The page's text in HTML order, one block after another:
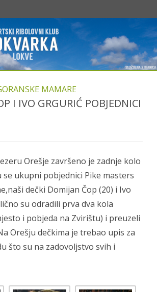
content
MAMARE
I IVO GRGURIĆ POBJEDNICI
Orešje završeno je zadnje kolo
se ukupni pobjednici Pike masters
dečki Domijan Čop (20) i Ivo
su odradili prva dva kola
i pobjeda na Zvirištu) i preuzeli
Orešju dečkima je trebao upis za
što su na zadovoljstvo svih i